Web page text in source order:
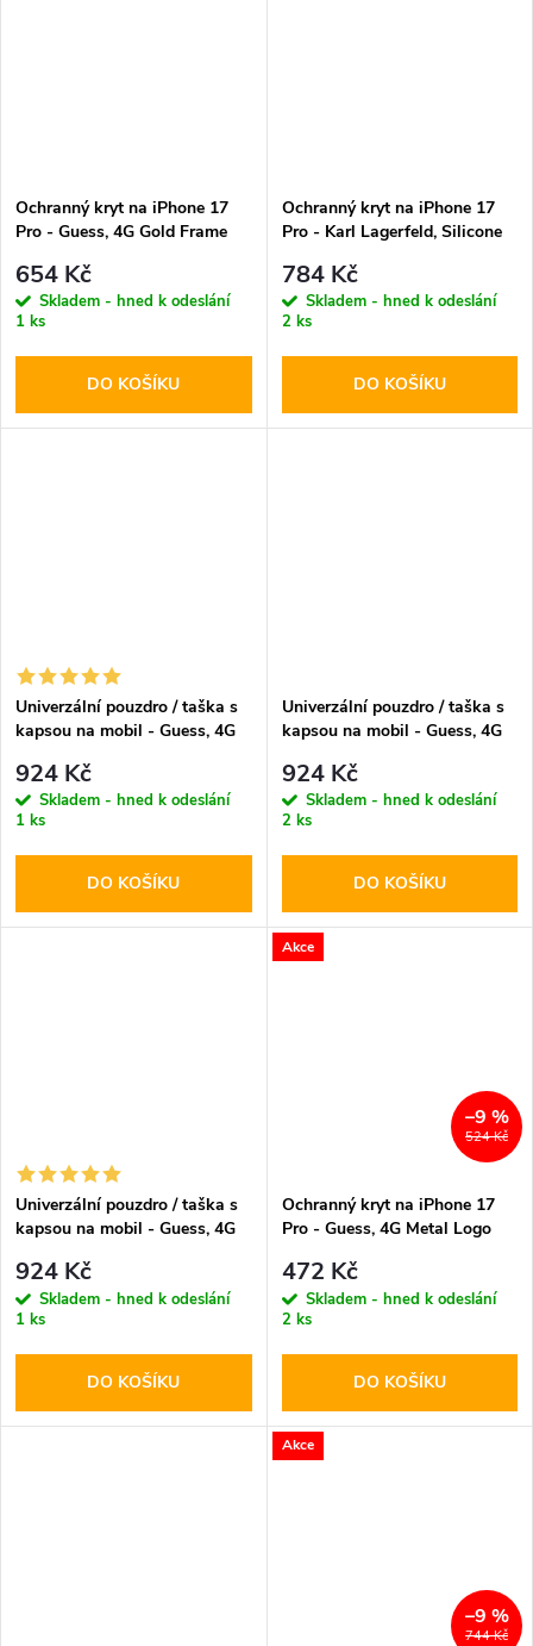
Ochranný kryt na iPhone 17
Pro - Guess, 4G Gold Frame
654 Kč
Skladem - hned k odeslání
1 ks
DO KOŠÍKU
Ochranný kryt na iPhone 17
Pro - Karl Lagerfeld, Silicone
784 Kč
Skladem - hned k odeslání
2 ks
DO KOŠÍKU
Univerzální pouzdro / taška s
kapsou na mobil - Guess, 4G
924 Kč
Skladem - hned k odeslání
1 ks
DO KOŠÍKU
Univerzální pouzdro / taška s
kapsou na mobil - Guess, 4G
924 Kč
Skladem - hned k odeslání
2 ks
DO KOŠÍKU
Univerzální pouzdro / taška s
kapsou na mobil - Guess, 4G
924 Kč
Skladem - hned k odeslání
1 ks
DO KOŠÍKU
Akce
524 Kč
–9 %
Ochranný kryt na iPhone 17
Pro - Guess, 4G Metal Logo
472 Kč
Skladem - hned k odeslání
2 ks
DO KOŠÍKU
Akce
744 Kč
–9 %